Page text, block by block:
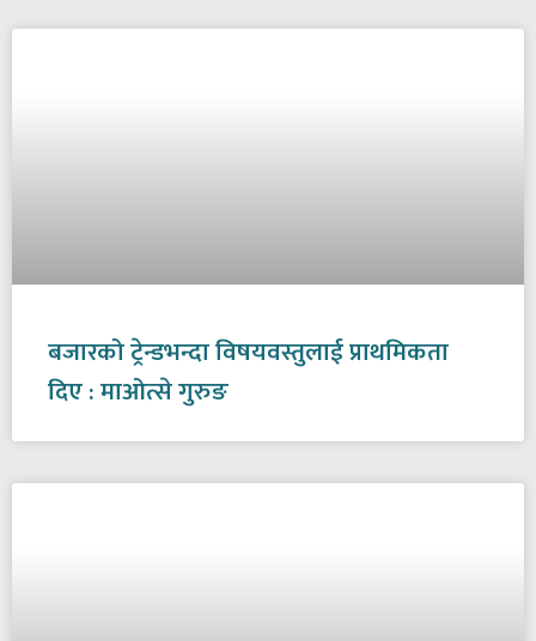
बजारको ट्रेन्डभन्दा विषयवस्तुलाई प्राथमिकता
दिए : माओत्से गुरुङ